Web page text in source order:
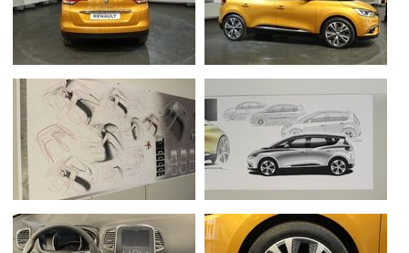
Marques